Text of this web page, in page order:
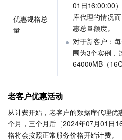
云资源自动化 for Terraform
集团账号管理
控制中心
腾讯云超级应用服务
Grafana 可视化服务
事件总线
腾讯云命令行工具
软件产品生命周期公告
专有云软件
腾讯专有云企业版 TCE
大数据处理套件 TBDS
其他文档
渠道合作伙伴
操作系统
优惠规格总
量
01日16:00:00
库代理的情况
惠总量额度。
对于新客户：
围为3个实例，
64000MB（
老客户优惠活动
从计费开始，老客户的数据库代理优
个月，三个月后（2024年07月01日
格将会按照正常服务价格开始计费。